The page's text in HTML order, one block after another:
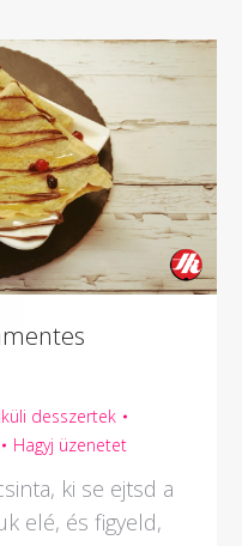
desszertek
Hagyj üzenetet
ki se ejtsd a
elé, és figyeld,